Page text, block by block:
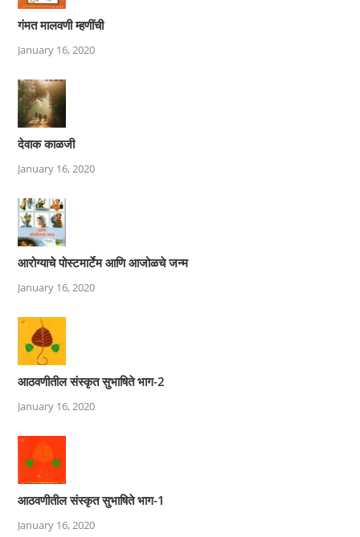
गंमत मालवणी म्हणींची
January 16, 2020
देवाक काळजी
January 16, 2020
आरोग्याचे पोस्टमार्टेम आणि आजोळचे जन्म
January 16, 2020
आठवणीतील संस्कृत सुभाषिते भाग-2
January 16, 2020
आठवणीतील संस्कृत सुभाषिते भाग-1
January 16, 2020